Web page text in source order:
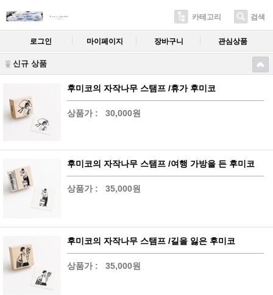
카테고리 검색
로그인 마이페이지 장바구니 관심상품
신규 상품
후미코의 자작나무 스탬프 /휴가 후미코
상품가 : 30,000원
후미코의 자작나무 스탬프 /여행 가방을 든 후미코
상품가 : 35,000원
후미코의 자작나무 스탬프 /길을 잃은 후미코
상품가 : 35,000원